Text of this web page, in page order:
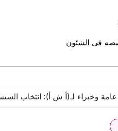
فى الشئون
وخبراء لـ(أ ش أ): انتخاب